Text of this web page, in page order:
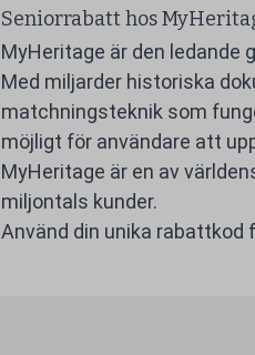
Seniorrabatt hos
MyHeritage är den
Med miljarder historiska
matchningsteknik som
möjligt för användare att
MyHeritage är en av
miljontals kunder.
Använd din unika rabattkod